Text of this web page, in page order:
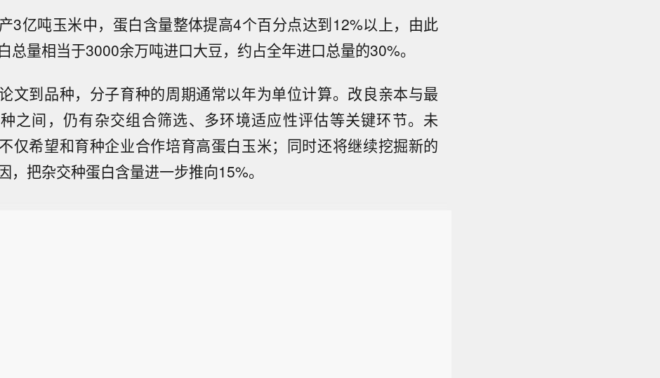
3亿吨玉米中，蛋白含量整体提高4个百分点达到12%以上，由此
总量相当于3000余万吨进口大豆，约占全年进口总量的30%。
文到品种，分子育种的周期通常以年为单位计算。改良亲本与最
之间，仍有杂交组合筛选、多环境适应性评估等关键环节。未
仅希望和育种企业合作培育高蛋白玉米；同时还将继续挖掘新的
，把杂交种蛋白含量进一步推向15%。